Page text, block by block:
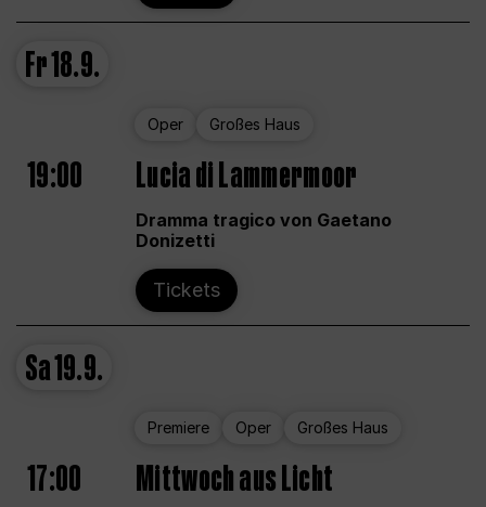
Fr18.9.
Oper Großes Haus
19:00 Lucia di Lammermoor
Dramma tragico von Gaetano
Donizetti
Tickets
Sa19.9.
Premiere Oper Großes Haus
17:00 Mittwoch aus Licht